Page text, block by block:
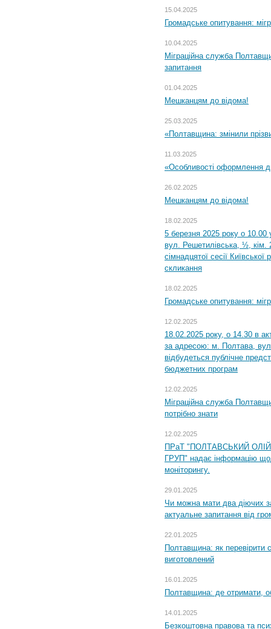
15.04.2025
Громадське опитування:
10.04.2025
Міграційна служба
запитання
01.04.2025
Мешканцям до відома!
25.03.2025
«Полтавщина: змінили
11.03.2025
«Особливості оформлення
26.02.2025
Мешканцям до відома!
18.02.2025
5 березня 2025 року о 10.00
вул. Решетилівська, ½, кім.
сімнадцятої сесії
скликання
18.02.2025
Громадське опитування:
12.02.2025
18.02.2025 року, о 14.30 в
за адресою: м. Полтава,
відбудеться публічне
бюджетних програм
12.02.2025
Міграційна служба
потрібно знати
12.02.2025
ПРаТ "ПОЛТАВСЬКИЙ
ГРУП" надає інформацію
моніторингу.
29.01.2025
Чи можна мати два діючих
актуальне запитання від
22.01.2025
Полтавщина: як перевірити
виготовлений
16.01.2025
Полтавщина: де отримати,
14.01.2025
Безкоштовна правова та